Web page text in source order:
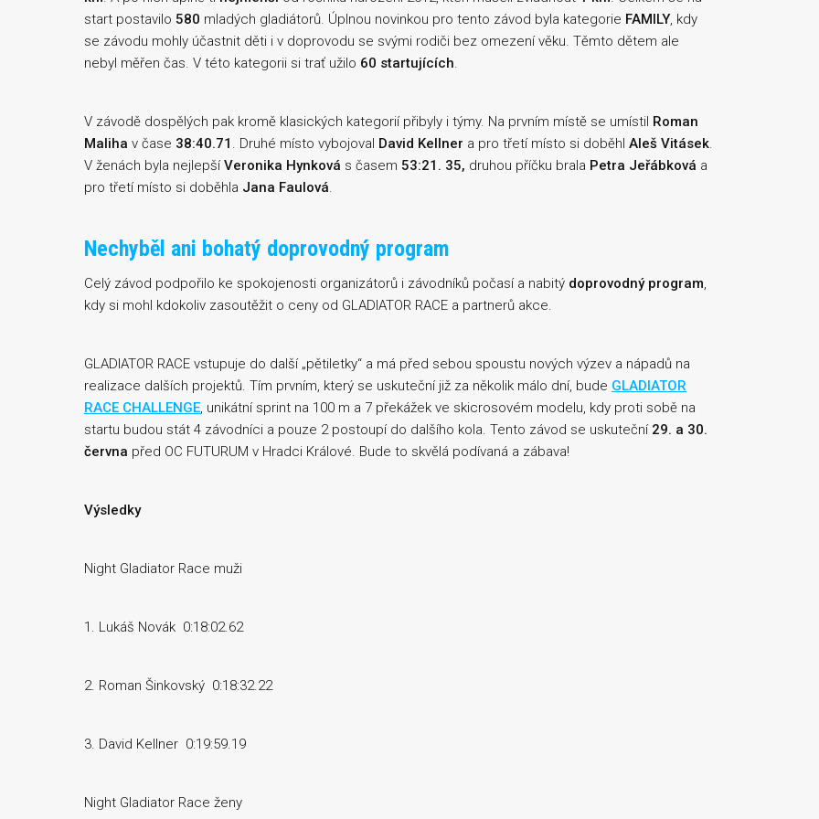
start postavilo 580 mladých gladiátorů. Úplnou novinkou pro tento závod byla kategorie FAMILY, kdy
se závodu mohly účastnit děti i v doprovodu se svými rodiči bez omezení věku. Těmto dětem ale
nebyl měřen čas. V této kategorii si trať užilo 60 startujících.
V závodě dospělých pak kromě klasických kategorií přibyly i týmy. Na prvním místě se umístil Roman
Maliha v čase 38:40.71 . Druhé místo vybojoval David Kellner a pro třetí místo si doběhl Aleš Vitásek.
V ženách byla nejlepšíVeronika Hynková s časem 53:21. 35, druhou příčku brala Petra Jeřábková a
pro třetí místo si doběhla Jana Faulová.
Nechyběl ani bohatý doprovodný program
Celý závod podpořilo ke spokojenosti organizátorů i závodníků počasí a nabitý doprovodný program,
kdy si mohl kdokoliv zasoutěžit o ceny od GLADIATOR RACE a partnerů akce.
GLADIATOR RACE vstupuje do další „pětiletky“ a má před sebou spoustu nových výzev a nápadů na
realizace dalších projektů. Tím prvním, který se uskuteční již za několik málo dní, bude GLADIATOR
RACE CHALLENGE, unikátní sprint na 100 m a 7 překážek ve skicrosovém modelu, kdy proti sobě na
startu budou stát 4 závodníci a pouze 2 postoupí do dalšího kola. Tento závod se uskuteční29. a 30.
června před OC FUTURUM v Hradci Králové. Bude to skvělá podívaná a zábava!
Výsledky
Night Gladiator Race muži
1. Lukáš Novák 0:18:02.62
2. Roman Šinkovský 0:18:32.22
3. David Kellner 0:19:59.19
Night Gladiator Race ženy